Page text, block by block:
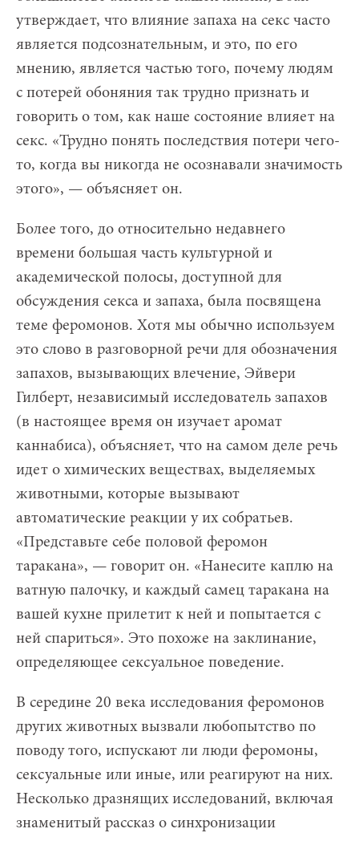
утверждает, что влияние запаха на секс часто
является подсознательным, и это, по его
мнению, является частью того, почему людям
с потерей обоняния так трудно признать и
говорить о том, как наше состояние влияет на
секс. «Трудно понять последствия потери чего-
то, когда вы никогда не осознавали значимость
этого», — объясняет он.
Более того, до относительно недавнего
времени большая часть культурной и
академической полосы, доступной для
обсуждения секса и запаха, была посвящена
теме феромонов. Хотя мы обычно используем
это слово в разговорной речи для обозначения
запахов, вызывающих влечение, Эйвери
Гилберт, независимый исследователь запахов
(в настоящее время он изучает аромат
каннабиса), объясняет, что на самом деле речь
идет о химических веществах, выделяемых
животными, которые вызывают
автоматические реакции у их собратьев.
«Представьте себе половой феромон
таракана», — говорит он. «Нанесите каплю на
ватную палочку, и каждый самец таракана на
вашей кухне прилетит к ней и попытается с
ней спариться». Это похоже на заклинание,
определяющее сексуальное поведение.
В середине 20 века исследования феромонов
других животных вызвали любопытство по
поводу того, испускают ли люди феромоны,
сексуальные или иные, или реагируют на них.
Несколько дразнящих исследований, включая
знаменитый рассказ о синхронизации